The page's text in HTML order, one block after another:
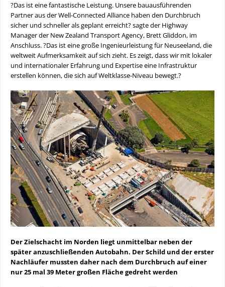
?Das ist eine fantastische Leistung. Unsere bauausführenden
Partner aus der Well-Connected Alliance haben den Durchbruch
sicher und schneller als geplant erreicht? sagte der Highway
Manager der New Zealand Transport Agency, Brett Gliddon, im
Anschluss. ?Das ist eine große Ingenieurleistung für Neuseeland, die
weltweit Aufmerksamkeit auf sich zieht. Es zeigt, dass wir mit lokaler
und internationaler Erfahrung und Expertise eine Infrastruktur
erstellen können, die sich auf Weltklasse-Niveau bewegt.?
Der Zielschacht im Norden liegt unmittelbar neben der
später anzuschließenden Autobahn. Der Schild und der erster
Nachläufer mussten daher nach dem Durchbruch auf einer
nur 25 mal 39 Meter großen Fläche gedreht werden